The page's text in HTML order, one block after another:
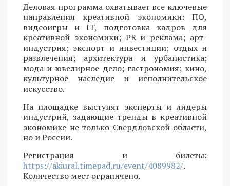
Деловая программа охватывает все ключевые
направления креативной экономики: ПО,
видеоигры и IT, подготовка кадров для
креативной экономики; PR и реклама; арт-
индустрия; экспорт и инвестиции; отдых и
развлечения; архитектура и урбанистика;
мода и ювелирное дело; гастрономия; кино,
культурное наследие и исполнительское
искусство.
На площадке выступят эксперты и лидеры
индустрий, задающие тренды в креативной
экономике не только Свердловской области,
но и России.
Регистрация и билеты:
https://akiural.timepad.ru/event/4089982/.
Количество мест ограничено.